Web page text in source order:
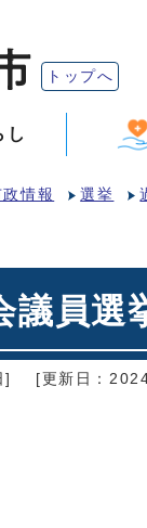
トップへ
し
政情報 選挙
議員選
] [更新日：